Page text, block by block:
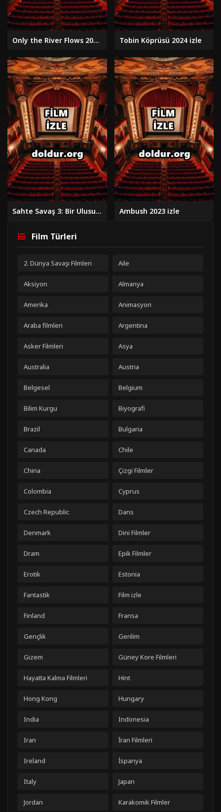
Only the River Flows 2023 izle Tobin Köprüsü 2024 izle
Sahte Savaş 3: Bir Ulusun Çöküşü 2020 izle Ambush 2023 izle
Film Türleri
2. Dünya Savaşı Filmleri Aile
Aksiyon Almanya
Amerika Animasyon
Araba filmleri Argentina
Asker Filmleri Asya
Australia Austria
Belgesel Belgium
Bilim Kurgu Biyografi
Brazil Bulgaria
Canada Chile
China Çizgi Filmler
Colombia Cyprus
Czech Republic Dans
Denmark Dini Filmler
Dram Epik Filmler
Erotik Estonia
Fantastik Film izle
Finland Fransa
Gençlik Gerilim
Gizem Güney Kore Filmleri
Hayatta Kalma Filmleri Hint
Hong Kong Hungary
India Indonesia
Iran İran Filmleri
Ireland İspanya
Italy Japan
Jordan Karakomik Filmler